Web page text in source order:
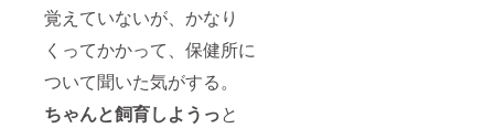
覚えていないが、かなり
くってかかって、保健所に
ついて聞いた気がする。
ちゃんと飼育しようっと